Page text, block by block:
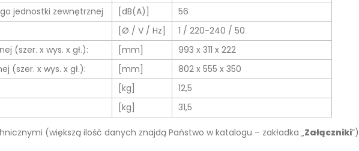
jednostki zewnętrznej
[dB(A)]
56
[Ø / V / Hz]
1 / 220-240 / 50
(szer. x wys. x gł.):
[mm]
993 x 311 x 222
(szer. x wys. x gł.):
[mm]
802 x 555 x 350
[kg]
12,5
[kg] 31,5
(większą ilość danych znajdą Państwo w katalogu – zakładka „Załączniki